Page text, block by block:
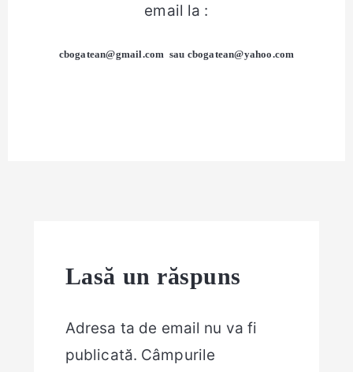
email la :
cbogatean@gmail.com sau cbogatean@yahoo.com
Lasă un răspuns
Adresa ta de email nu va fi
publicată. Câmpurile